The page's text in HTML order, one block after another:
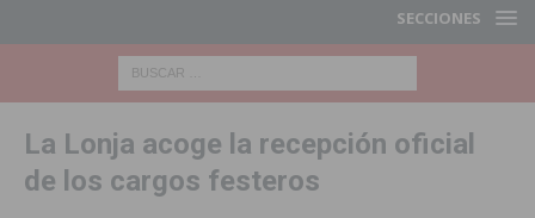
SECCIONES
La Lonja acoge la recepción oficial
de los cargos festeros